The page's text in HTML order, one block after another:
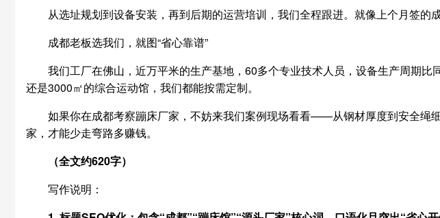
从选址规划到设备安装，再到后期的运营培训，我们全程跟进。就像上个月签的
成都老板选我们，就图“省心靠谱”
我们工厂在佛山，近万平米的生产基地，60多个专业技术人员，设备生产周期
还是3000㎡的综合运动馆，我们都能按需定制。
如果你在成都考察蹦床厂家，不妨来我们案例现场看看——从钢材厚度到安全绳
家，才能少走弯路多赚钱。
（全文约620字）
写作说明：